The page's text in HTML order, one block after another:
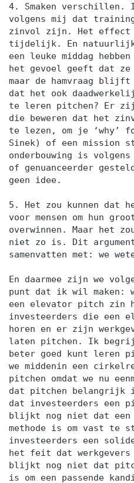
4. Smaken verschillen.
volgens mij dat
zinvol zijn. Het effect
tijdelijk. En natuurlijk
een leuke middag
het gevoel geeft dat
maar de hamvraag
dat het ook
te leren pitchen? Er zijn
die beweren dat het
te lezen, om je ‘why’
Sinek) of een mission
onderbouwing is
of genuanceerder
geen idee.
5. Het zou kunnen dat
voor mensen om hun
overwinnen. Maar het
niet zo is. Dit argument
samenvatten met: we
En daarmee zijn we
punt dat ik wil maken:
een elevator pitch
investeerders die een
horen en er zijn
laten pitchen. Ik
beter goed kunt leren
we middenin een
pitchen omdat we nu
dat pitchen
dat investeerders een
blijkt nog niet dat een
methode is om vast te
investeerders een
het feit dat werkgevers
blijkt nog niet dat
is om een passende